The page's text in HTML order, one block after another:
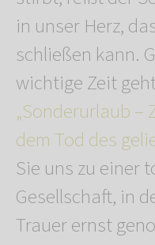
in unser Herz,
schließen kann.
wichtige Zeit
„Sonderurlaub –
dem Tod des
Sie uns zu einer
Gesellschaft, in
Trauer ernst